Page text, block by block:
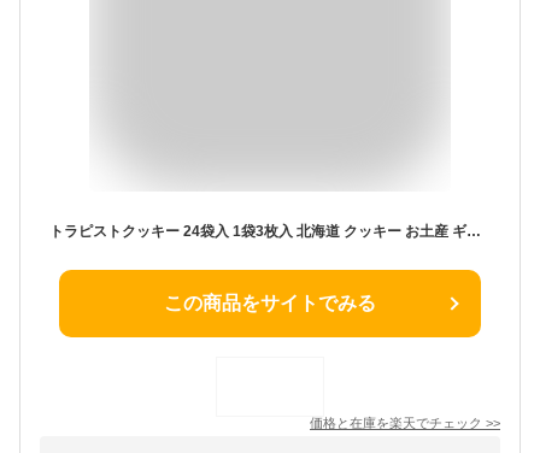
トラピストクッキー 24袋入 1袋3枚入 北海道 クッキー お土産 ギフト プレゼント お菓子 バター トラピスト 函館バレンタイン
この商品をサイトでみる
価格と在庫を楽天でチェック >>